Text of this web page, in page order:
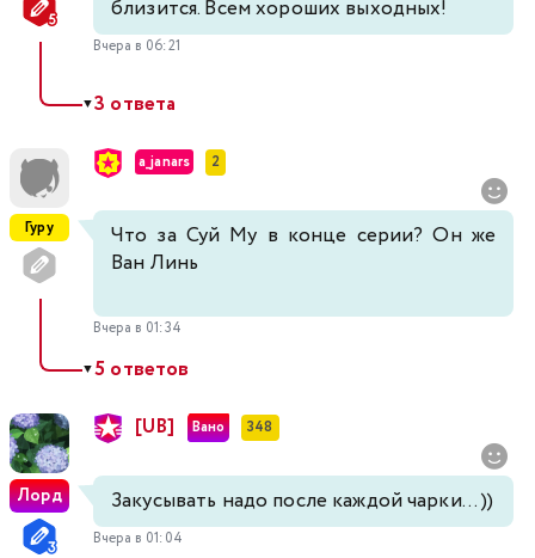
близится. Всем хороших выходных!
Вчера в 06:21
▼3 ответа
Гуру
a_janars 2
Что за Суй Му в конце серии? Он же
Ван Линь
Вчера в 01:34
▼5 ответов
Лорд
[UB] Вано 348
Закусывать надо после каждой чарки... ))
Вчера в 01:04